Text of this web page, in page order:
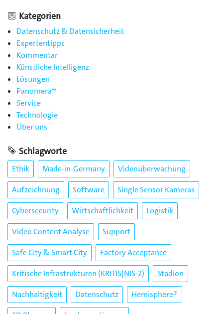
Kategorien
Datenschutz & Datensicherheit
Expertentipps
Kommentar
Künstliche Intelligenz
Lösungen
Panomera®
Service
Technologie
Über uns
Schlagworte
Ethik Made-in-Germany
Videoüberwachung
Aufzeichnung
Software
Single Sensor Kameras
Cybersecurity
Wirtschaftlichkeit
Logistik
Video Content Analyse
Support
Safe City & Smart City
Factory Acceptance
Kritische Infrastrukturen (KRITIS|NIS-2)
Stadion
Nachhaltigkeit
Datenschutz
Hemisphere®